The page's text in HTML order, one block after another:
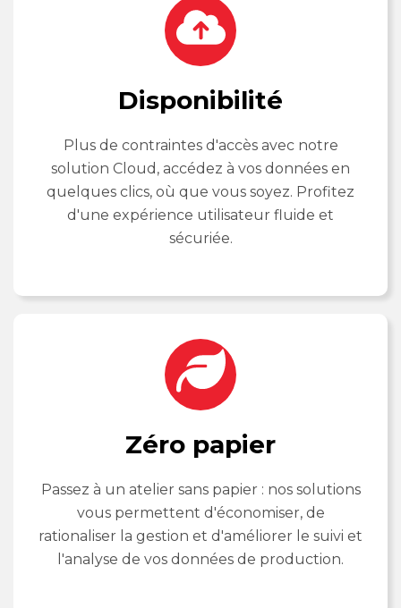
Disponibilité
Plus de contraintes d'accès avec notre
solution Cloud, accédez à vos données en
quelques clics, où que vous soyez. Profitez
d'une expérience utilisateur fluide et
sécuriée.
Zéro papier
Passez à un atelier sans papier : nos solutions
vous permettent d'économiser, de
rationaliser la gestion et d'améliorer le suivi et
l'analyse de vos données de production.